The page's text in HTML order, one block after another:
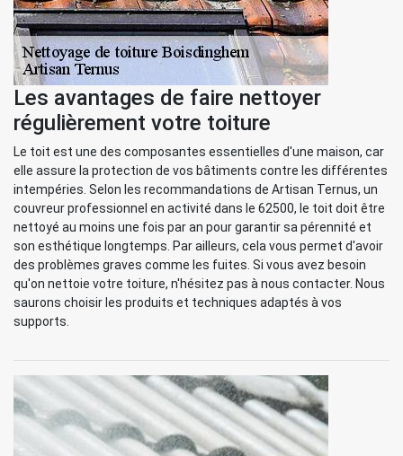
Les avantages de faire nettoyer
régulièrement votre toiture
Le toit est une des composantes essentielles d'une maison, car
elle assure la protection de vos bâtiments contre les différentes
intempéries. Selon les recommandations de Artisan Ternus, un
couvreur professionnel en activité dans le 62500, le toit doit être
nettoyé au moins une fois par an pour garantir sa pérennité et
son esthétique longtemps. Par ailleurs, cela vous permet d'avoir
des problèmes graves comme les fuites. Si vous avez besoin
qu'on nettoie votre toiture, n'hésitez pas à nous contacter. Nous
saurons choisir les produits et techniques adaptés à vos
supports.